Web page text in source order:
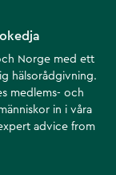
Norge med ett
hälsorådgivning.
medlems- och
in i våra
advice from